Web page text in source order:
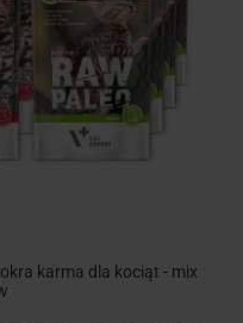
karma dla kociąt - mix